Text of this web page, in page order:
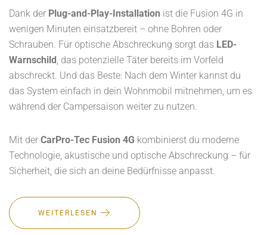
Dank der Plug-and-Play-Installation ist die Fusion 4G in
wenigen Minuten einsatzbereit – ohne Bohren oder
Schrauben. Für optische Abschreckung sorgt das LED-
Warnschild , das potenzielle Täter bereits im Vorfeld
abschreckt. Und das Beste: Nach dem Winter kannst du
das System einfach in dein Wohnmobil mitnehmen, um es
während der Campersaison weiter zu nutzen.
Mit der CarPro-Tec Fusion 4G kombinierst du moderne
Technologie, akustische und optische Abschreckung – für
Sicherheit, die sich an deine Bedürfnisse anpasst.
WEITERLESEN